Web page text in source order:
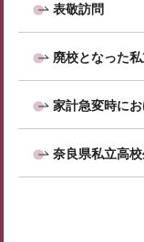
表敬訪問
廃校となった
家計急変時に
奈良県私立高